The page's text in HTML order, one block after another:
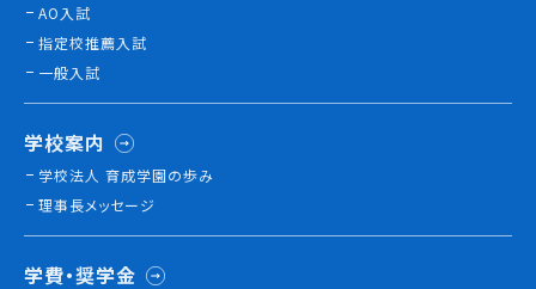
AO入試
指定校推薦入試
一般入試
学校案内
学校法人 育成学園の歩み
理事長メッセージ
学費・奨学金